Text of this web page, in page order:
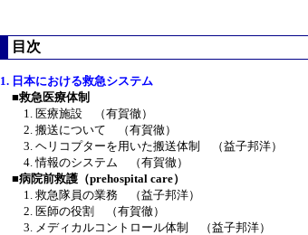
目次
1. 日本における救急システム
■救急医療体制
1. 医療施設 （有賀徹）
2. 搬送について （有賀徹）
3. ヘリコプターを用いた搬送体制 （益子邦洋）
4. 情報のシステム （有賀徹）
■病院前救護（prehospital care）
1. 救急隊員の業務 （益子邦洋）
2. 医師の役割 （有賀徹）
3. メディカルコントロール体制 （益子邦洋）